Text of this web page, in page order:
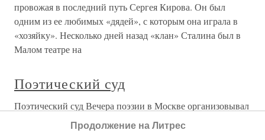
провожая в последний путь Сергея Кирова. Он был
одним из ее любимых «дядей», с которым она играла в
«хозяйку». Несколько дней назад «клан» Сталина был в
Малом театре на
Поэтический суд
Поэтический суд Вечера поэзии в Москве организовывал
в ту пору член правления Союза поэтов Фёдор Долидзе.
Эти мероприятия Матвей Ройзман охарактеризовал
Продолжение на Литрес